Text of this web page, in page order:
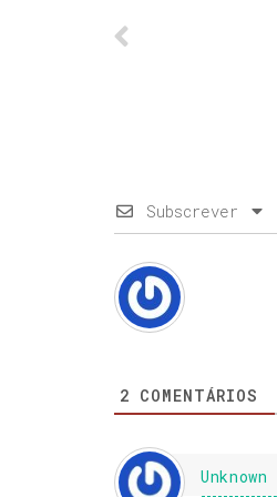
Subscrever
2 COMENTÁRIOS
Unknown